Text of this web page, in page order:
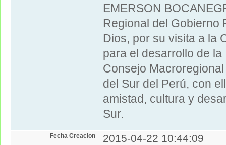
EMERSON
Regional del Gobierno
Dios, por su visita a la
para el desarrollo de
Consejo
del Sur del Perú, con
amistad, cultura y
Sur.
Fecha Creacion 2015-04-22 10:44:09